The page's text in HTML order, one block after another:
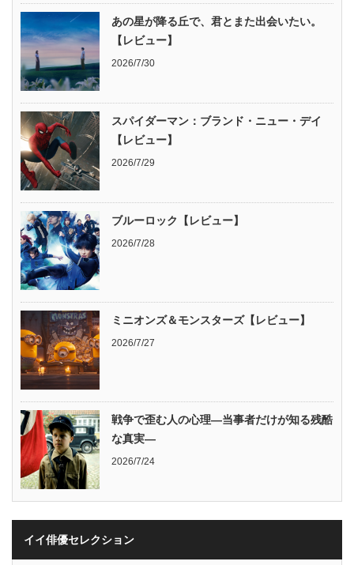
あの星が降る丘で、君とまた出会いたい。
【レビュー】
2026/7/30
スパイダーマン：ブランド・ニュー・デイ
【レビュー】
2026/7/29
ブルーロック【レビュー】
2026/7/28
ミニオンズ＆モンスターズ【レビュー】
2026/7/27
戦争で歪む人の心理―当事者だけが知る残酷
な真実―
2026/7/24
イイ俳優セレクション